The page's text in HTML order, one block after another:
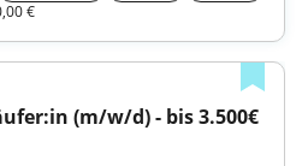
€
(m/w/d) - bis 3.500€